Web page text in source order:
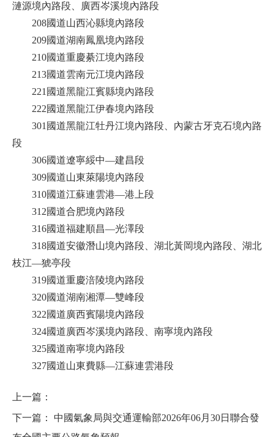
漣源境內路段、廣西岑溪境內路段
208國道山西沁縣境內路段
209國道湖南鳳凰境內路段
210國道重慶綦江境內路段
213國道雲南元江境內路段
221國道黑龍江賓縣境內路段
222國道黑龍江伊春境內路段
301國道黑龍江牡丹江境內路段、內蒙古牙克石境內路
段
306國道遼寧綏中—建昌段
309國道山東萊陽境內路段
310國道江蘇連雲港—港上段
312國道合肥境內路段
316國道福建順昌—光澤段
318國道安徽潛山境內路段、湖北黃岡境內路段、湖北
枝江—猇亭段
319國道重慶涪陵境內路段
320國道湖南湘潭—雙峰段
322國道廣西賓陽境內路段
324國道廣西岑溪境內路段、南寧境內路段
325國道南寧境內路段
327國道山東費縣—江蘇連雲港段
上一篇：
下一篇： 中國氣象局與交通運輸部2026年06月30日聯合發